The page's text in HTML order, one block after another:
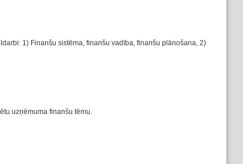
1) Finanšu sistēma, finanšu vadība, finanšu plānošana, 2)
uzņēmuma finanšu tēmu.